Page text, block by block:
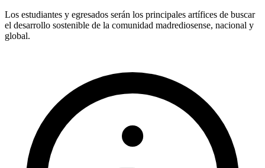
Los estudiantes y egresados serán los principales artífices de buscar
el desarrollo sostenible de la comunidad madrediosense, nacional y
global.